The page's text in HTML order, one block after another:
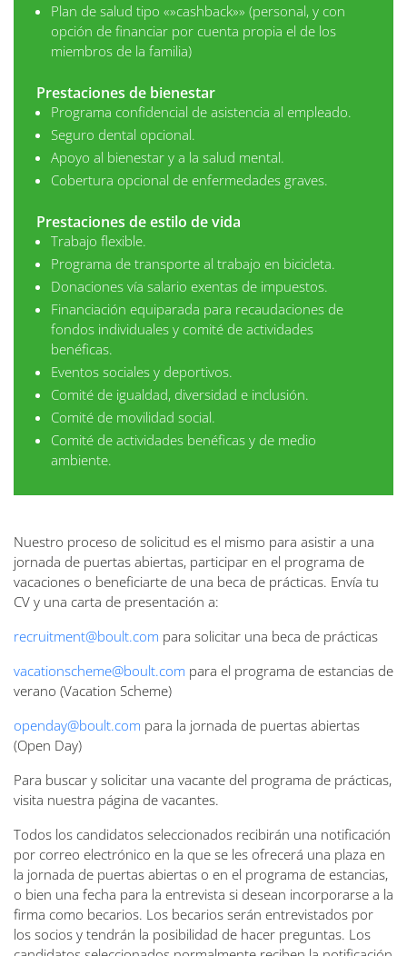
Plan de salud tipo «»cashback»» (personal, y con
opción de financiar por cuenta propia el de los
miembros de la familia)
Prestaciones de bienestar
Programa confidencial de asistencia al empleado.
Seguro dental opcional.
Apoyo al bienestar y a la salud mental.
Cobertura opcional de enfermedades graves.
Prestaciones de estilo de vida
Trabajo flexible.
Programa de transporte al trabajo en bicicleta.
Donaciones vía salario exentas de impuestos.
Financiación equiparada para recaudaciones de
fondos individuales y comité de actividades
benéficas.
Eventos sociales y deportivos.
Comité de igualdad, diversidad e inclusión.
Comité de movilidad social.
Comité de actividades benéficas y de medio
ambiente.
Nuestro proceso de solicitud es el mismo para asistir a una
jornada de puertas abiertas, participar en el programa de
vacaciones o beneficiarte de una beca de prácticas. Envía tu
CV y una carta de presentación a:
recruitment@boult.com para solicitar una beca de prácticas
vacationscheme@boult.com para el programa de estancias de
verano (Vacation Scheme)
openday@boult.com para la jornada de puertas abiertas
(Open Day)
Para buscar y solicitar una vacante del programa de prácticas,
visita nuestra página de vacantes.
Todos los candidatos seleccionados recibirán una notificación
por correo electrónico en la que se les ofrecerá una plaza en
la jornada de puertas abiertas o en el programa de estancias,
o bien una fecha para la entrevista si desean incorporarse a la
firma como becarios. Los becarios serán entrevistados por
los socios y tendrán la posibilidad de hacer preguntas. Los